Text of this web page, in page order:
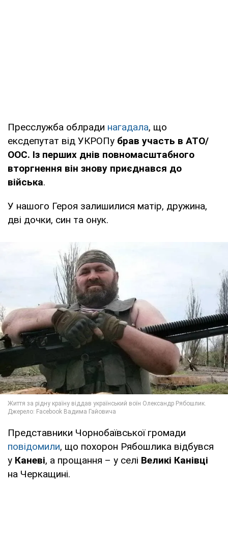
Пресслужба облради нагадала, що
ексдепутат від УКРОПу брав участь в АТО/
ООС. Із перших днів повномасштабного
вторгнення він знову приєднався до
війська.
У нашого Героя залишилися матір, дружина,
дві дочки, син та онук.
Представники Чорнобаївської громади
повідомили, що похорон Рябошлика відбувся
у Каневі, а прощання – у селі Великі Канівці
на Черкащині.